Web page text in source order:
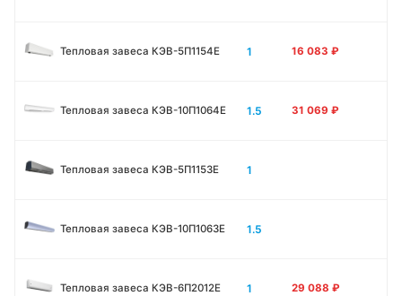
Тепловая завеса КЭВ-5П1154E 1 16 083 ₽
Тепловая завеса КЭВ-10П1064E 1.5 31 069 ₽
Тепловая завеса КЭВ-5П1153E 1
Тепловая завеса КЭВ-10П1063E 1.5
Тепловая завеса КЭВ-6П2012Е 1 29 088 ₽